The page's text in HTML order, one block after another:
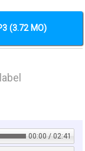
(3.72 MO)
00:00 / 02:41